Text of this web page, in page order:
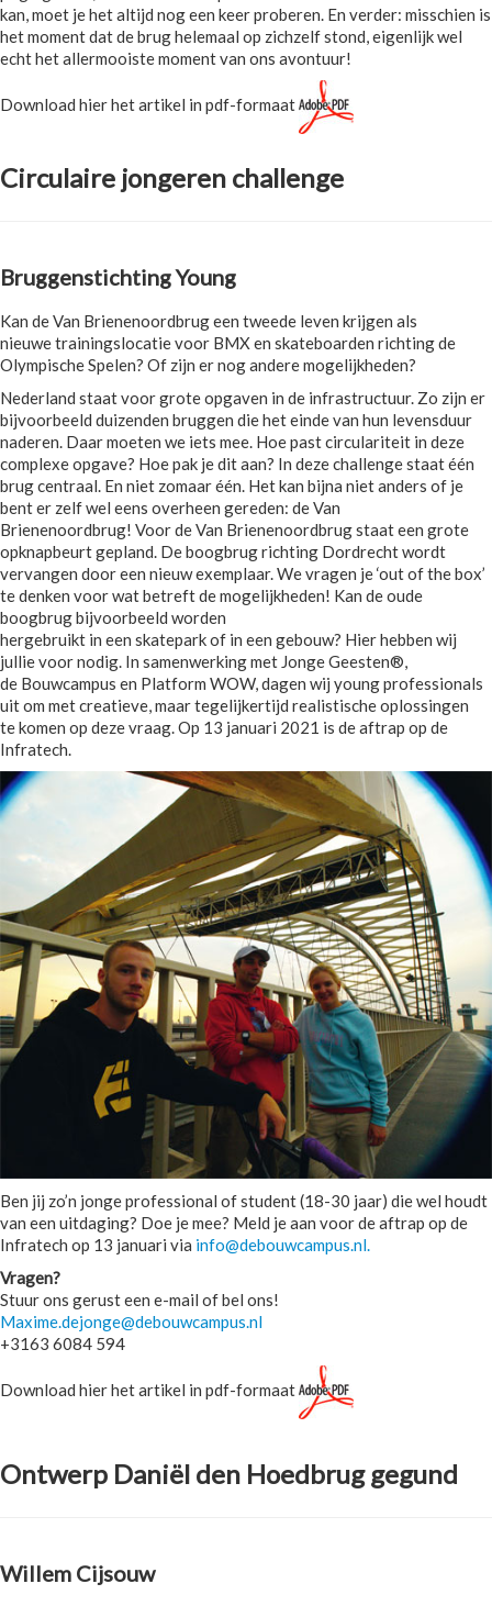
kan, moet je het altijd nog een keer proberen. En verder: misschien is
het moment dat de brug helemaal op zichzelf stond, eigenlijk wel
echt het allermooiste moment van ons avontuur!
Download hier het artikel in pdf-formaat
Circulaire jongeren challenge
Bruggenstichting Young
Kan de Van Brienenoordbrug een tweede leven krijgen als
nieuwe trainingslocatie voor BMX en skateboarden richting de
Olympische Spelen? Of zijn er nog andere mogelijkheden?
Nederland staat voor grote opgaven in de infrastructuur. Zo zijn er
bijvoorbeeld duizenden bruggen die het einde van hun levensduur
naderen. Daar moeten we iets mee. Hoe past circulariteit in deze
complexe opgave? Hoe pak je dit aan? In deze challenge staat één
brug centraal. En niet zomaar één. Het kan bijna niet anders of je
bent er zelf wel eens overheen gereden: de Van
Brienenoordbrug! Voor de Van Brienenoordbrug staat een grote
opknapbeurt gepland. De boogbrug richting Dordrecht wordt
vervangen door een nieuw exemplaar. We vragen je ‘out of the box’
te denken voor wat betreft de mogelijkheden! Kan de oude
boogbrug bijvoorbeeld worden
hergebruikt in een skatepark of in een gebouw? Hier hebben wij
jullie voor nodig. In samenwerking met Jonge Geesten®,
de Bouwcampus en Platform WOW, dagen wij young professionals
uit om met creatieve, maar tegelijkertijd realistische oplossingen
te komen op deze vraag. Op 13 januari 2021 is de aftrap op de
Infratech.
Ben jij zo’n jonge professional of student (18-30 jaar) die wel houdt
van een uitdaging? Doe je mee? Meld je aan voor de aftrap op de
Infratech op 13 januari via info@debouwcampus.nl.
Vragen?
Stuur ons gerust een e-mail of bel ons!
Maxime.dejonge@debouwcampus.nl
+3163 6084 594
Download hier het artikel in pdf-formaat
Ontwerp Daniël den Hoedbrug gegund
Willem Cijsouw